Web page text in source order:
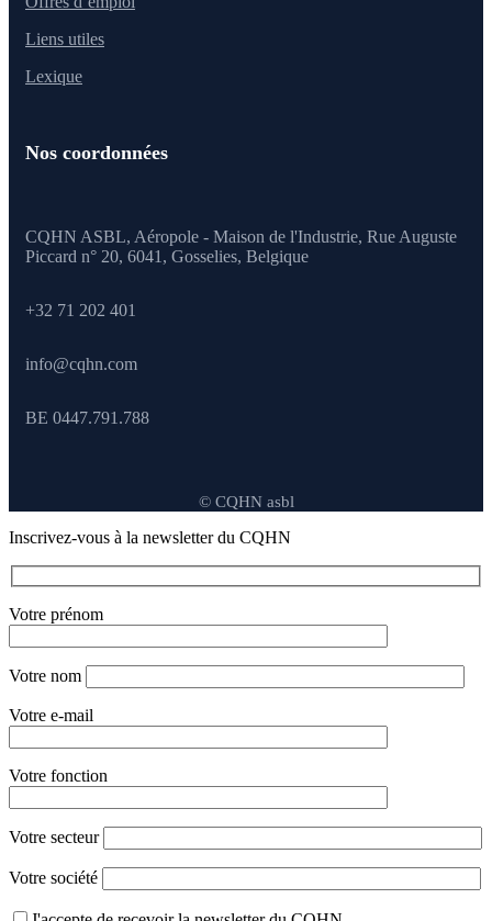
Liens utiles
Lexique
Nos coordonnées
CQHN ASBL, Aéropole - Maison de l'Industrie, Rue Auguste
Piccard n° 20, 6041, Gosselies, Belgique
+32 71 202 401
info@cqhn.com
BE 0447.791.788
© CQHN asbl
Inscrivez-vous à la newsletter du CQHN
Votre prénom
Votre nom
Votre e-mail
Votre fonction
Votre secteur
Votre société